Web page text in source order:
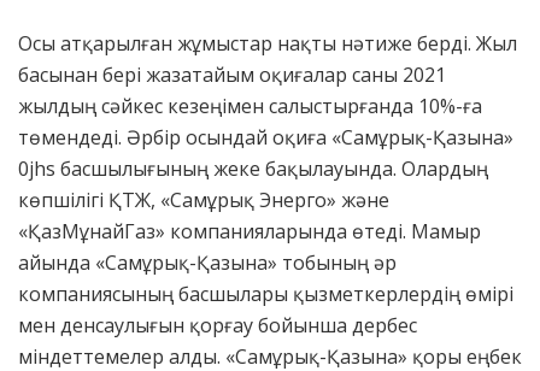
Осы атқарылған жұмыстар нақты нәтиже берді. Жыл
басынан бері жазатайым оқиғалар саны 2021
жылдың сәйкес кезеңімен салыстырғанда 10%-ға
төмендеді. Әрбір осындай оқиға «Самұрық-Қазына»
0jhs басшылығының жеке бақылауында. Олардың
көпшілігі ҚТЖ, «Самұрық Энерго» және
«ҚазМұнайГаз» компанияларында өтеді. Мамыр
айында «Самұрық-Қазына» тобының әр
компаниясының басшылары қызметкерлердің өмірі
мен денсаулығын қорғау бойынша дербес
міндеттемелер алды. «Самұрық-Қазына» қоры еңбек